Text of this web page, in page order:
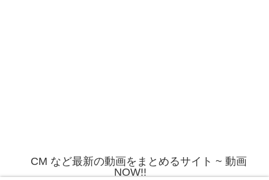
CM など最新の動画をまとめるサイト ~ 動画
NOW!!